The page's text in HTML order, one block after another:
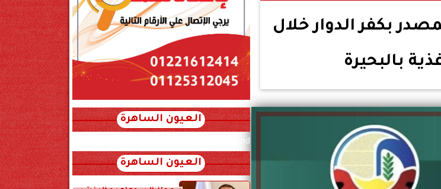
بكفر الدوار خلال
بالبحيرة
العيون الساهرة
xml_json/rss/~12.xml x0n not found
العيون الساهرة